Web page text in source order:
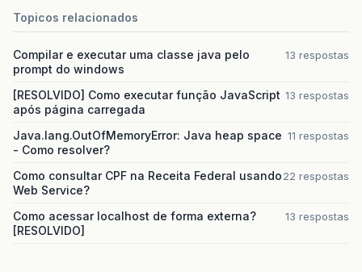
Topicos relacionados
Compilar e executar uma classe java pelo
prompt do windows
13 respostas
[RESOLVIDO] Como executar função JavaScript
após página carregada
13 respostas
Java.lang.OutOfMemoryError: Java heap space
- Como resolver?
11 respostas
Como consultar CPF na Receita Federal usando
Web Service?
22 respostas
Como acessar localhost de forma externa?
[RESOLVIDO]
13 respostas